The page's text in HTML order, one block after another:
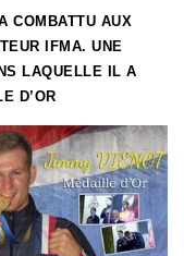
COMBATTU AUX
IFMA.UNE
LAQUELLE IL A
D’OR